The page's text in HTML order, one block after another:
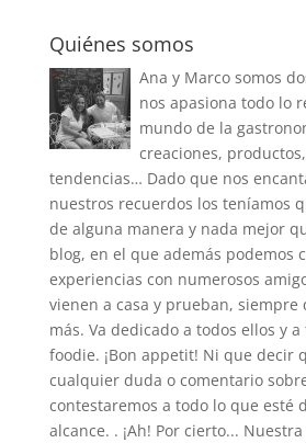
Quiénes somos
Ana y Marco somos
nos apasiona todo lo
mundo de la
creaciones,
tendencias… Dado que nos
nuestros recuerdos los teníamos
de alguna manera y nada mejor
blog, en el que además podemos
experiencias con numerosos
vienen a casa y prueban, siempre
más. Va dedicado a todos ellos y
foodie. ¡Bon appetit! Ni que decir
cualquier duda o comentario
contestaremos a todo lo que esté
alcance. . ¡Ah! Por cierto...